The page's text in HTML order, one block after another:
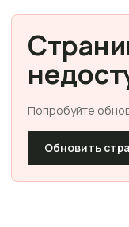
Попробуйте
Обновить